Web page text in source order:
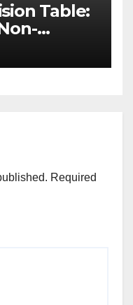
Table:
Required